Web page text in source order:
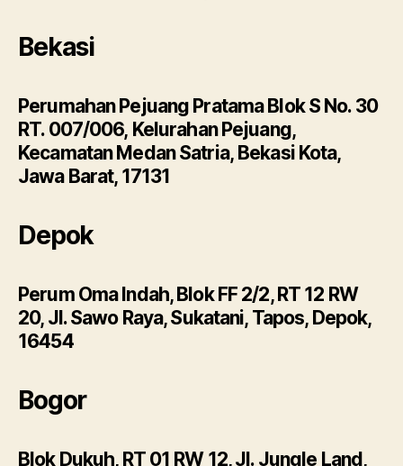
Bekasi
Perumahan Pejuang Pratama Blok S No. 30
RT. 007/006, Kelurahan Pejuang,
Kecamatan Medan Satria, Bekasi Kota,
Jawa Barat, 17131
Depok
Perum Oma Indah, Blok FF 2/2, RT 12 RW
20, Jl. Sawo Raya, Sukatani, Tapos, Depok,
16454
Bogor
Blok Dukuh, RT 01 RW 12, Jl. Jungle Land,